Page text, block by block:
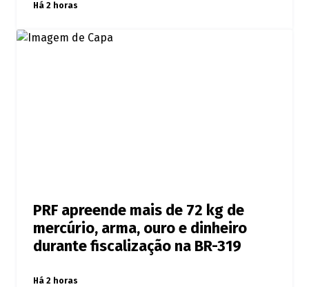
Há 2 horas
PRF apreende mais de 72 kg de
mercúrio, arma, ouro e dinheiro
durante fiscalização na BR-319
Há 2 horas